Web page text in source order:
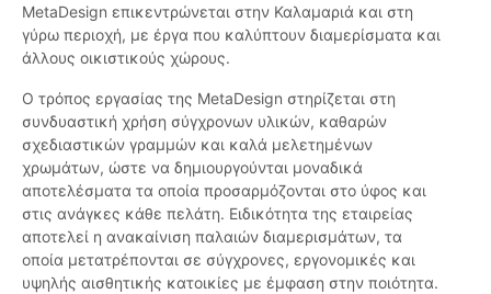
MetaDesign επικεντρώνεται στην Καλαμαριά και στη
γύρω περιοχή, με έργα που καλύπτουν διαμερίσματα και
άλλους οικιστικούς χώρους.
Ο τρόπος εργασίας της MetaDesign στηρίζεται στη
συνδυαστική χρήση σύγχρονων υλικών, καθαρών
σχεδιαστικών γραμμών και καλά μελετημένων
χρωμάτων, ώστε να δημιουργούνται μοναδικά
αποτελέσματα τα οποία προσαρμόζονται στο ύφος και
στις ανάγκες κάθε πελάτη. Ειδικότητα της εταιρείας
αποτελεί η ανακαίνιση παλαιών διαμερισμάτων, τα
οποία μετατρέπονται σε σύγχρονες, εργονομικές και
υψηλής αισθητικής κατοικίες με έμφαση στην ποιότητα.